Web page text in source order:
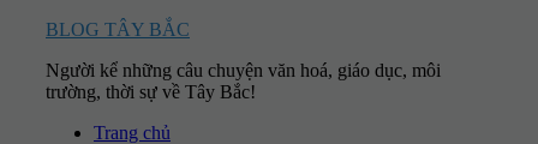
content
BLOG TÂY BẮC
Người kể những câu chuyện văn hoá, giáo dục, môi
trường, thời sự về Tây Bắc!
Trang chủ